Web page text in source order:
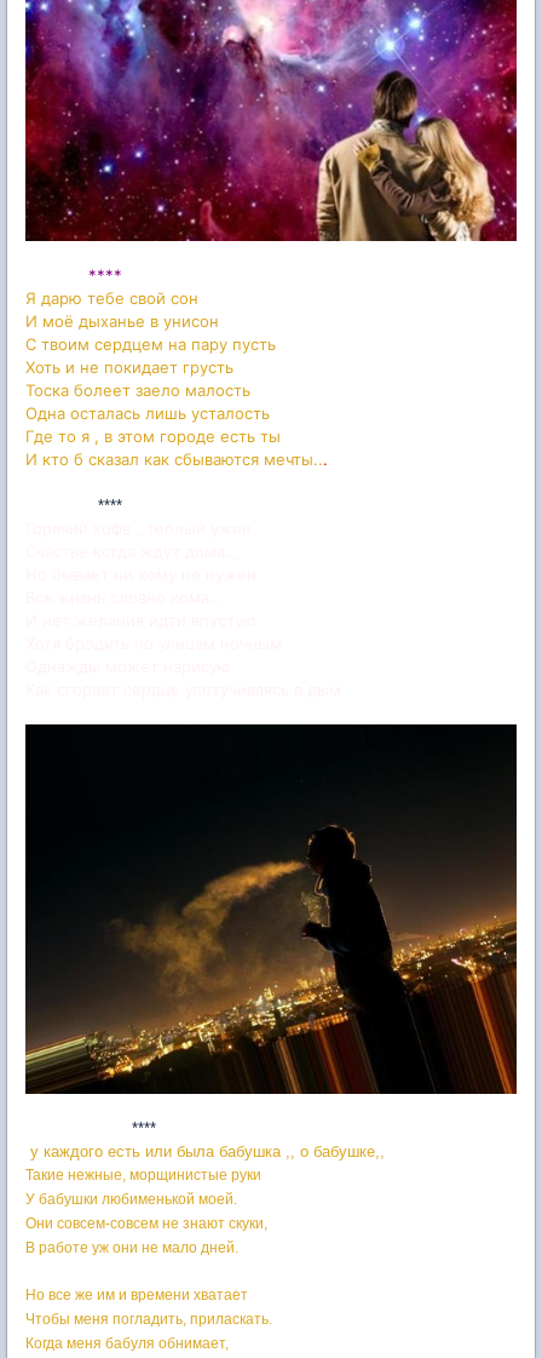
****
Я дарю тебе свой сон
И моё дыханье в унисон
С твоим сердцем на пару пусть
Хоть и не покидает грусть
Тоска болеет заело малость
Одна осталась лишь усталость
Где то я , в этом городе есть ты
И кто б сказал как сбываются мечты...
****
****
у каждого есть или была бабушка ,, о бабушке,,
Такие нежные, морщинистые руки
У бабушки любименькой моей.
Они совсем-совсем не знают скуки,
В работе уж они не мало дней.
Но все же им и времени хватает
Чтобы меня погладить, приласкать.
Когда меня бабуля обнимает,